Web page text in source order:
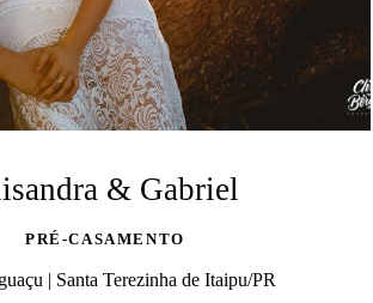
& Gabriel
PRÉ-CASAMENTO
| Santa Terezinha de Itaipu/PR